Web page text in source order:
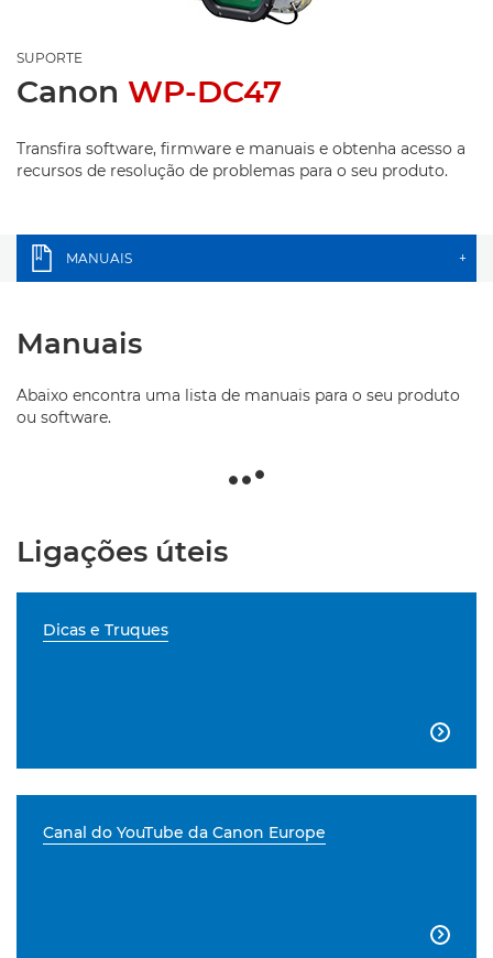
SUPORTE
Canon WP-DC47
Transfira software, firmware e manuais e obtenha acesso a
recursos de resolução de problemas para o seu produto.
MANUAIS +
Manuais
Abaixo encontra uma lista de manuais para o seu produto
ou software.
Ligações úteis
Dicas e Truques

Canal do YouTube da Canon Europe
